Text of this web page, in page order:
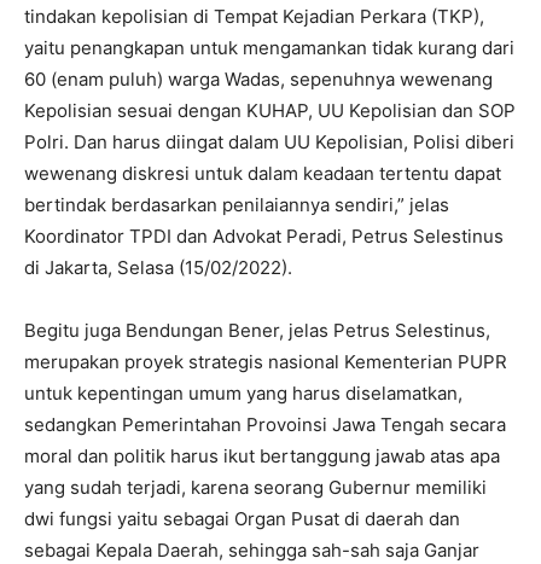
tindakan kepolisian di Tempat Kejadian Perkara (TKP),
yaitu penangkapan untuk mengamankan tidak kurang dari
60 (enam puluh) warga Wadas, sepenuhnya wewenang
Kepolisian sesuai dengan KUHAP, UU Kepolisian dan SOP
Polri. Dan harus diingat dalam UU Kepolisian, Polisi diberi
wewenang diskresi untuk dalam keadaan tertentu dapat
bertindak berdasarkan penilaiannya sendiri,” jelas
Koordinator TPDI dan Advokat Peradi, Petrus Selestinus
di Jakarta, Selasa (15/02/2022).
Begitu juga Bendungan Bener, jelas Petrus Selestinus,
merupakan proyek strategis nasional Kementerian PUPR
untuk kepentingan umum yang harus diselamatkan,
sedangkan Pemerintahan Provoinsi Jawa Tengah secara
moral dan politik harus ikut bertanggung jawab atas apa
yang sudah terjadi, karena seorang Gubernur memiliki
dwi fungsi yaitu sebagai Organ Pusat di daerah dan
sebagai Kepala Daerah, sehingga sah-sah saja Ganjar